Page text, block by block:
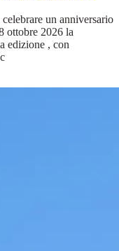
un anniversario
ottobre 2026 la
edizione , con